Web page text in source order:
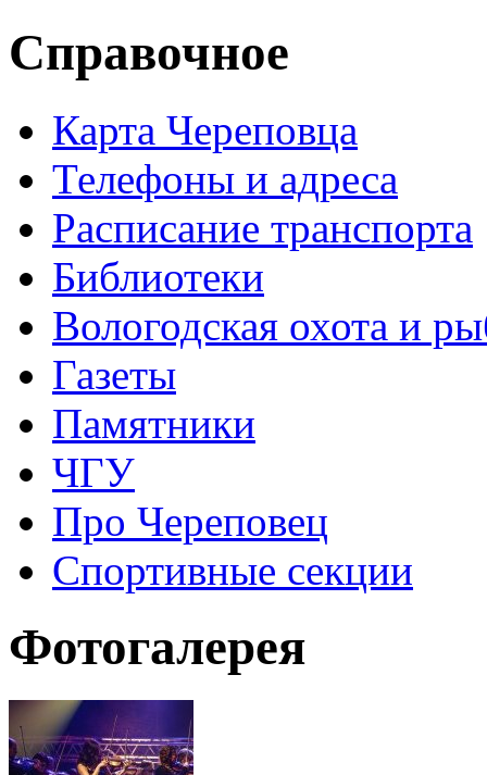
Справочное
Карта Череповца
Телефоны и адреса
Расписание транспорта
Библиотеки
Вологодская охота и
Газеты
Памятники
ЧГУ
Про Череповец
Спортивные секции
Фотогалерея